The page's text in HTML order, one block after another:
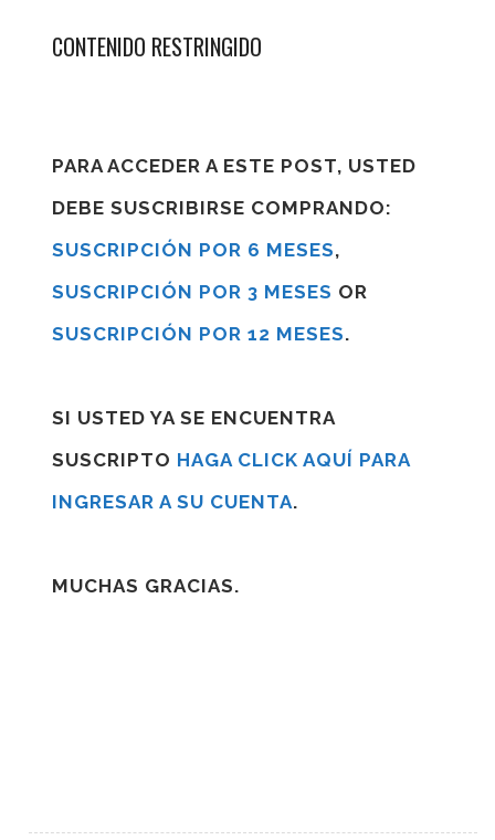
CONTENIDO RESTRINGIDO
PARA ACCEDER A ESTE POST, USTED
DEBE SUSCRIBIRSE COMPRANDO:
SUSCRIPCIÓN POR 6 MESES,
SUSCRIPCIÓN POR 3 MESES OR
SUSCRIPCIÓN POR 12 MESES.
SI USTED YA SE ENCUENTRA
SUSCRIPTO HAGA CLICK AQUÍ PARA
INGRESAR A SU CUENTA.
MUCHAS GRACIAS.